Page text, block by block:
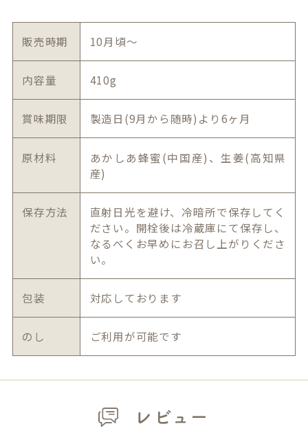
販売時期 10月頃〜
内容量 410g
賞味期限 製造日(9月から随時)より6ヶ月
原材料
あかしあ蜂蜜(中国産)、生姜(高知県
産)
保存方法
直射日光を避け、冷暗所で保存してく
ださい。開栓後は冷蔵庫にて保存し、
なるべくお早めにお召し上がりくださ
い。
包装 対応しております
のし ご利用が可能です
レビュー